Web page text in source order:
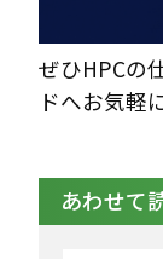
ぜひHPCの
ドへお気軽
あわせて